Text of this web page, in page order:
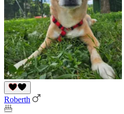
Roberth